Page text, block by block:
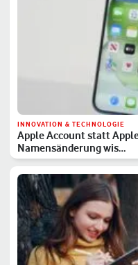
INNOVATION & TECHNOLOGIE
Apple Account statt
Namensänderung wis…